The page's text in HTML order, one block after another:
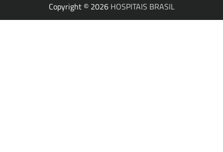
Copyright © 2026 HOSPITAIS BRASIL